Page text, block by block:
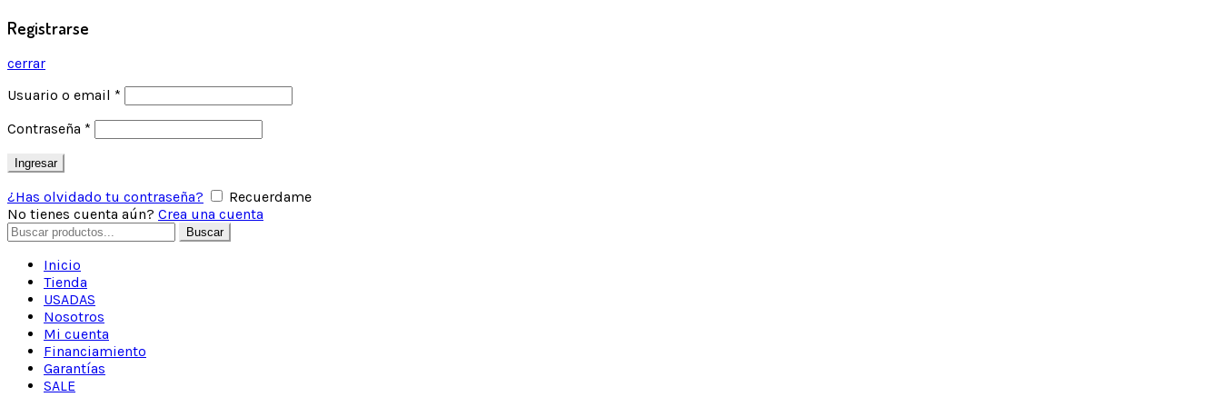
Registrarse
cerrar
Usuario o email *
Contraseña *
Ingresar
¿Has olvidado tu contraseña?
Recuerdame
No tienes cuenta aún? Crea una cuenta
Buscar
Inicio
Tienda
USADAS
Nosotros
Mi cuenta
Financiamiento
Garantías
SALE